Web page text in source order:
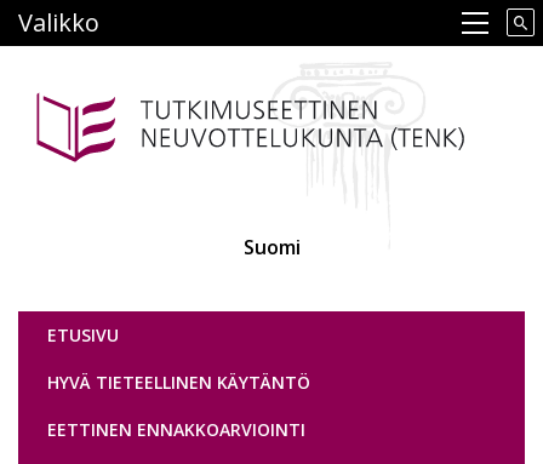
pääsisältöön
Main navigation
Valikko
Suomi
Tutkimuseettinen neuvottelukunta
ETUSIVU
HYVÄ TIETEELLINEN KÄYTÄNTÖ
EETTINEN ENNAKKOARVIOINTI